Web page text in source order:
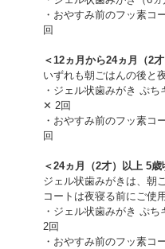
・おやすみ前のフッ素コ
回
＜12ヵ月から24ヵ月（2
いずれも朝ごはんの後と
・ジェル状歯みがき ぷち
✕ 2回
・おやすみ前のフッ素コ
回
＜24ヵ月（2才）以上 5歳
ジェル状歯みがきは、朝
コートは夜寝る前にご使
・ジェル状歯みがき ぷ
2回
・おやすみ前のフッ素コ